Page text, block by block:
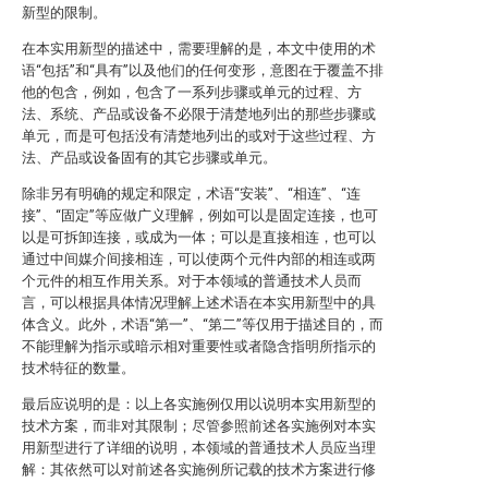
新型的限制。
在本实用新型的描述中，需要理解的是，本文中使用的术
语“包括”和“具有”以及他们的任何变形，意图在于覆盖不排
他的包含，例如，包含了一系列步骤或单元的过程、方
法、系统、产品或设备不必限于清楚地列出的那些步骤或
单元，而是可包括没有清楚地列出的或对于这些过程、方
法、产品或设备固有的其它步骤或单元。
除非另有明确的规定和限定，术语“安装”、“相连”、“连
接”、“固定”等应做广义理解，例如可以是固定连接，也可
以是可拆卸连接，或成为一体；可以是直接相连，也可以
通过中间媒介间接相连，可以使两个元件内部的相连或两
个元件的相互作用关系。对于本领域的普通技术人员而
言，可以根据具体情况理解上述术语在本实用新型中的具
体含义。此外，术语“第一”、“第二”等仅用于描述目的，而
不能理解为指示或暗示相对重要性或者隐含指明所指示的
技术特征的数量。
最后应说明的是：以上各实施例仅用以说明本实用新型的
技术方案，而非对其限制；尽管参照前述各实施例对本实
用新型进行了详细的说明，本领域的普通技术人员应当理
解：其依然可以对前述各实施例所记载的技术方案进行修